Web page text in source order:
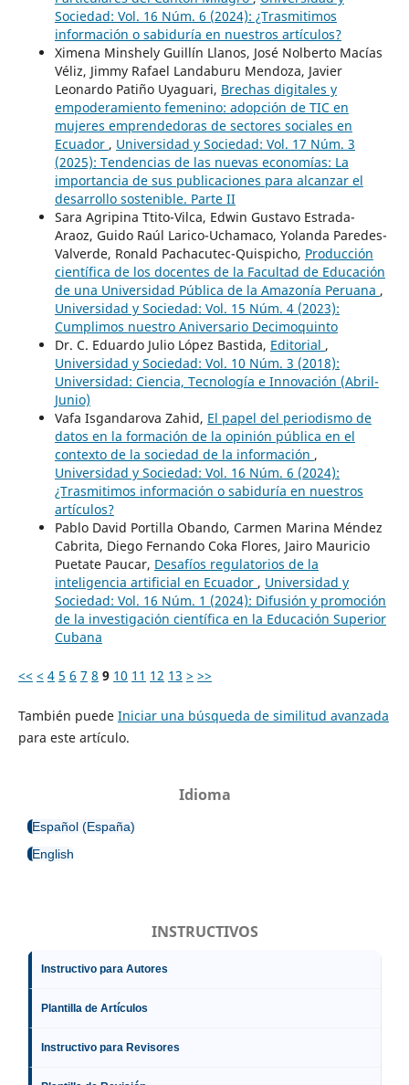
Sociedad: Vol. 16 Núm. 6 (2024): ¿Trasmitimos
información o sabiduría en nuestros artículos?
Ximena Minshely Guillín Llanos, José Nolberto Macías
Véliz, Jimmy Rafael Landaburu Mendoza, Javier
Leonardo Patiño Uyaguari, Brechas digitales y
empoderamiento femenino: adopción de TIC en
mujeres emprendedoras de sectores sociales en
Ecuador , Universidad y Sociedad: Vol. 17 Núm. 3
(2025): Tendencias de las nuevas economías: La
importancia de sus publicaciones para alcanzar el
desarrollo sostenible. Parte II
Sara Agripina Ttito-Vilca, Edwin Gustavo Estrada-
Araoz, Guido Raúl Larico-Uchamaco, Yolanda Paredes-
Valverde, Ronald Pachacutec-Quispicho, Producción
científica de los docentes de la Facultad de Educación
de una Universidad Pública de la Amazonía Peruana ,
Universidad y Sociedad: Vol. 15 Núm. 4 (2023):
Cumplimos nuestro Aniversario Decimoquinto
Dr. C. Eduardo Julio López Bastida, Editorial ,
Universidad y Sociedad: Vol. 10 Núm. 3 (2018):
Universidad: Ciencia, Tecnología e Innovación (Abril-
Junio)
Vafa Isgandarova Zahid, El papel del periodismo de
datos en la formación de la opinión pública en el
contexto de la sociedad de la información ,
Universidad y Sociedad: Vol. 16 Núm. 6 (2024):
¿Trasmitimos información o sabiduría en nuestros
artículos?
Pablo David Portilla Obando, Carmen Marina Méndez
Cabrita, Diego Fernando Coka Flores, Jairo Mauricio
Puetate Paucar, Desafíos regulatorios de la
inteligencia artificial en Ecuador , Universidad y
Sociedad: Vol. 16 Núm. 1 (2024): Difusión y promoción
de la investigación científica en la Educación Superior
Cubana
<< < 4 5 6 7 8 9 10 11 12 13 > >>
También puede Iniciar una búsqueda de similitud avanzada
para este artículo.
Idioma
Español (España)
English
INSTRUCTIVOS
Instructivo para Autores
Plantilla de Artículos
Instructivo para Revisores